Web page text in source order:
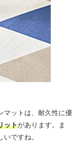
マットは、耐久性に優
ットがあります。ま
ですね。